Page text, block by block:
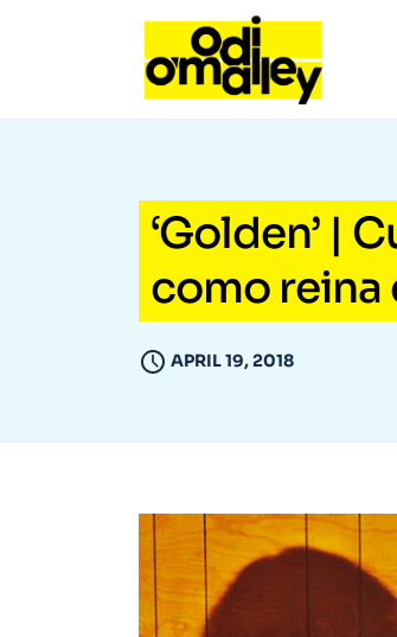
‘Golden’ |
como reina
APRIL 19, 2018